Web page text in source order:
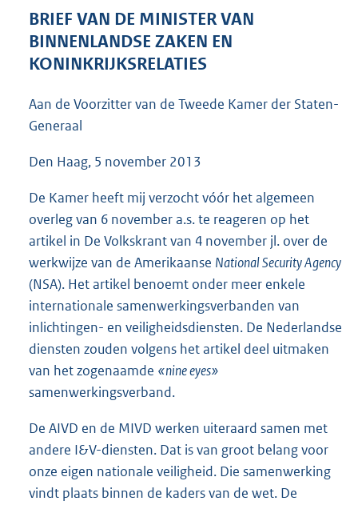
e
b
BRIEF VAN DE MINISTER VAN
BINNENLANDSE ZAKEN EN
KONINKRIJKSRELATIES
Aan de Voorzitter van de Tweede Kamer der Staten-
Generaal
Den Haag, 5 november 2013
De Kamer heeft mij verzocht vóór het algemeen
overleg van 6 november a.s. te reageren op het
artikel in De Volkskrant van 4 november jl. over de
werkwijze van de Amerikaanse National Security Agency
(NSA). Het artikel benoemt onder meer enkele
internationale samenwerkingsverbanden van
inlichtingen- en veiligheidsdiensten. De Nederlandse
diensten zouden volgens het artikel deel uitmaken
van het zogenaamde «nine eyes»
samenwerkingsverband.
De AIVD en de MIVD werken uiteraard samen met
andere I&V-diensten. Dat is van groot belang voor
onze eigen nationale veiligheid. Die samenwerking
vindt plaats binnen de kaders van de wet. De